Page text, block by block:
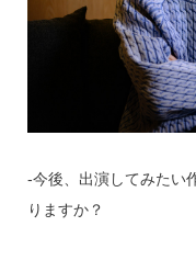
‐今後、出演してみたい
りますか？